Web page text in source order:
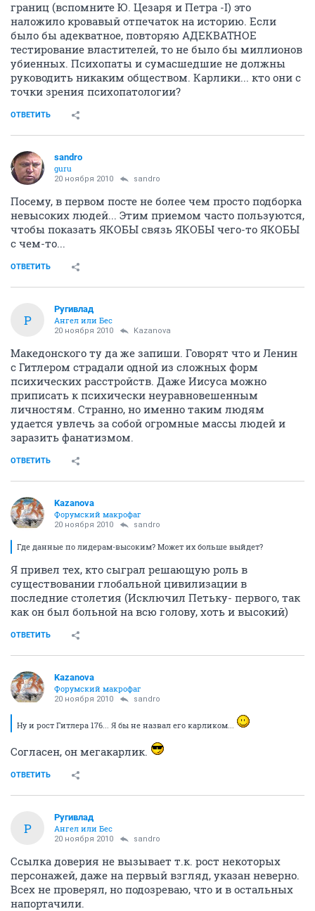
границ (вспомните Ю. Цезаря и Петра -I) это
наложило кровавый отпечаток на историю. Если
было бы адекватное, повторяю АДЕКВАТНОЕ
тестирование властителей, то не было бы миллионов
убиенных. Психопаты и сумасшедшие не должны
руководить никаким обществом. Карлики... кто они с
точки зрения психопатологии?
ОТВЕТИТЬ
sandro
guru
20 ноября 2010 sandro
Посему, в первом посте не более чем просто подборка
невысоких людей... Этим приемом часто пользуются,
чтобы показать ЯКОБЫ связь ЯКОБЫ чего-то ЯКОБЫ
с чем-то...
ОТВЕТИТЬ
Р
Ругивлад
Ангел или Бес
20 ноября 2010 Kazanova
Македонского ту да же запиши. Говорят что и Ленин
с Гитлером страдали одной из сложных форм
психических расстройств. Даже Иисуса можно
приписать к психически неуравновешенным
личностям. Странно, но именно таким людям
удается увлечь за собой огромные массы людей и
заразить фанатизмом.
ОТВЕТИТЬ
Kazanova
Форумский макрофаг
20 ноября 2010 sandro
Где данные по лидерам-высоким? Может их больше выйдет?
Я привел тех, кто сыграл решающую роль в
существовании глобальной цивилизации в
последние столетия (Исключил Петьку- первого, так
как он был больной на всю голову, хоть и высокий)
ОТВЕТИТЬ
Kazanova
Форумский макрофаг
20 ноября 2010 sandro
Ну и рост Гитлера 176... Я бы не назвал его карликом...
Согласен, он мегакарлик.
ОТВЕТИТЬ
Р
Ругивлад
Ангел или Бес
20 ноября 2010 sandro
Ссылка доверия не вызывает т.к. рост некоторых
персонажей, даже на первый взгляд, указан неверно.
Всех не проверял, но подозреваю, что и в остальных
напортачили.